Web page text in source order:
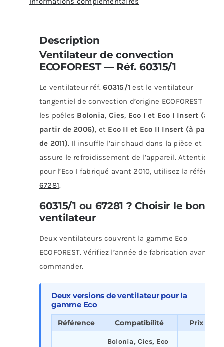
Description
Ventilateur de convection
ECOFOREST — Réf. 60315/1
Le ventilateur réf.60315/1 est le ventilateur
tangentiel de convection d’origine ECOFOREST pour
les poêles Bolonia, Cies, Eco I et Eco I Insert (à
partir de 2006), et Eco II et Eco II Insert (à partir
de 2011). Il insuffle l’air chaud dans la pièce et
assure le refroidissement de l’appareil. Attention :
pour l’Eco I fabriqué avant 2010, utilisez la référence
67281.
60315/1 ou 67281 ? Choisir le bon
ventilateur
Deux ventilateurs couvrent la gamme Eco
ECOFOREST. Vérifiez l’année de fabrication avant de
commander.
Deux versions de ventilateur pour la
gamme Eco
Référence Compatibilité Prix
Bolonia, Cies, Eco